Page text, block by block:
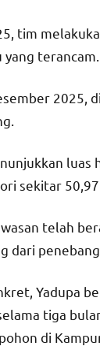
tim
terancam.
2025,
luas
sekitar
telah
dari
Yadupa
tiga
di